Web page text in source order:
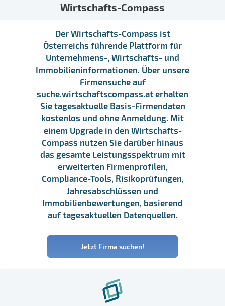
Wirtschafts-Compass
Der Wirtschafts-Compass ist
Österreichs führende Plattform für
Unternehmens-, Wirtschafts- und
Immobilieninformationen. Über unsere
Firmensuche auf
suche.wirtschaftscompass.at erhalten
Sie tagesaktuelle Basis-Firmendaten
kostenlos und ohne Anmeldung. Mit
einem Upgrade in den Wirtschafts-
Compass nutzen Sie darüber hinaus
das gesamte Leistungsspektrum mit
erweiterten Firmenprofilen,
Compliance-Tools, Risikoprüfungen,
Jahresabschlüssen und
Immobilienbewertungen, basierend
auf tagesaktuellen Datenquellen.
Jetzt Firma suchen!